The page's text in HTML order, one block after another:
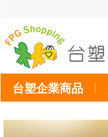
台塑企業商品